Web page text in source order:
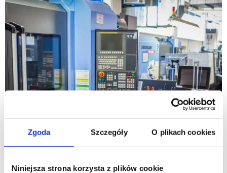
Zgoda Szczegóły O plikach cookies
Niniejsza strona korzysta z plików cookie